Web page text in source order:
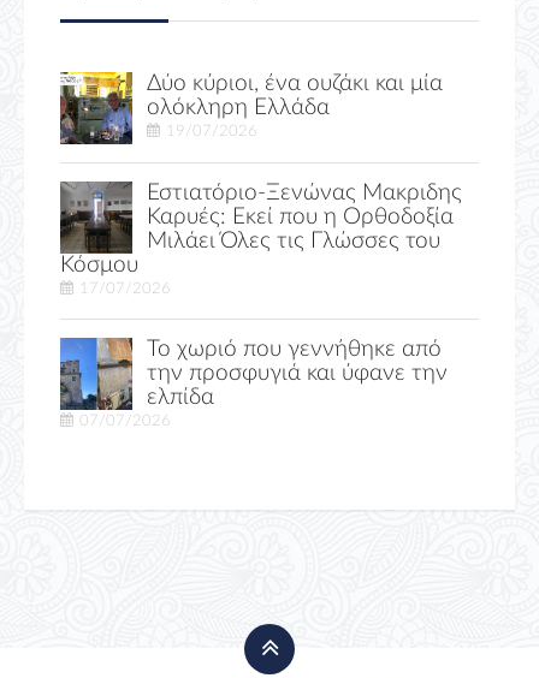
Δύο κύριοι, ένα ουζάκι και μία
ολόκληρη Ελλάδα
19/07/2026
Εστιατόριο-Ξενώνας Μακριδης
Καρυές: Εκεί που η Ορθοδοξία
Μιλάει Όλες τις Γλώσσες του
Κόσμου
17/07/2026
Το χωριό που γεννήθηκε από
την προσφυγιά και ύφανε την
ελπίδα
07/07/2026